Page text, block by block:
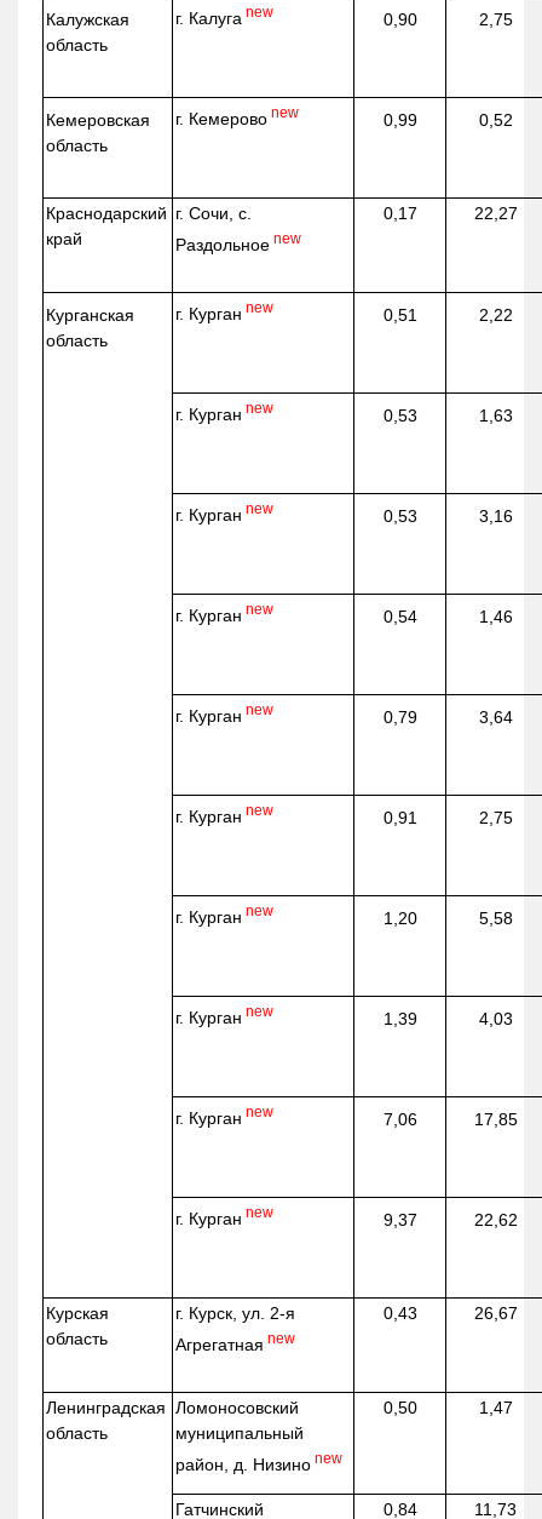
Калужская
область
г. Калуга new 0,90 2,75
Кемеровская
область
г. Кемерово new 0,99 0,52
Краснодарский
край
г. Сочи, с.
Раздольное new
0,17 22,27
Курганская
область
г. Курган new 0,51 2,22
г. Курган new 0,53 1,63
г. Курган new 0,53 3,16
г. Курган new 0,54 1,46
г. Курган new 0,79 3,64
г. Курган new 0,91 2,75
г. Курган new 1,20 5,58
г. Курган new 1,39 4,03
г. Курган new 7,06 17,85
г. Курган new 9,37 22,62
Курская
область
г. Курск, ул. 2-я
Агрегатная new
0,43 26,67
Ленинградская
область
Ломоносовский
муниципальный
район, д. Низино new
0,50 1,47
Гатчинский
0,84 11,73